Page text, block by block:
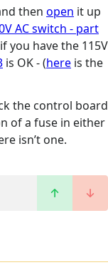
then open it up
AC switch - part
you have the 115V
is OK - (here is the
the control board
of a fuse in either
isn’t one.